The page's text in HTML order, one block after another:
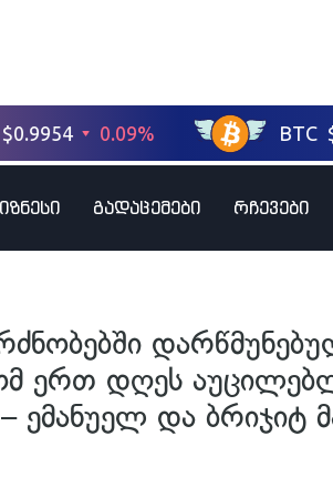
გადაცემები რჩევები
ერთ დღეს
ემანუელ და ბრიჯიტ